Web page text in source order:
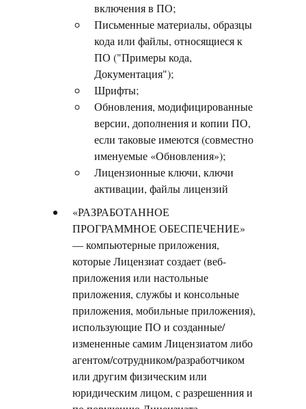
включения в ПО;
Письменные материалы, образцы
кода или файлы, относящиеся к
ПО ("Примеры кода,
Документация");
Шрифты;
Обновления, модифицированные
версии, дополнения и копии ПО,
если таковые имеются (совместно
именуемые «Обновления»);
Лицензионные ключи, ключи
активации, файлы лицензий
«РАЗРАБОТАННОЕ
ПРОГРАММНОЕ ОБЕСПЕЧЕНИЕ»
— компьютерные приложения,
которые Лицензиат создает (веб-
приложения или настольные
приложения, службы и консольные
приложения, мобильные приложения),
использующие ПО и созданные/
измененные самим Лицензиатом либо
агентом/сотрудником/разработчиком
или другим физическим или
юридическим лицом, с разрешенния и